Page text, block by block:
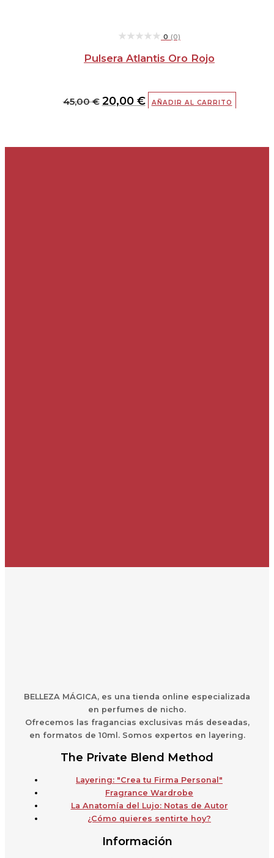
★★★★★
★★★★★ 0 (0)
Pulsera Atlantis Oro Rojo
45,00€ 20,00 € AÑADIR AL CARRITO
BELLEZA MÁGICA, es una tienda online especializada
en perfumes de nicho.
Ofrecemos las fragancias exclusivas más deseadas,
en formatos de 10ml. Somos expertos en layering.
The Private Blend Method
Layering: "Crea tu Firma Personal"
Fragrance Wardrobe
La Anatomía del Lujo: Notas de Autor
¿Cómo quieres sentirte hoy?
Información